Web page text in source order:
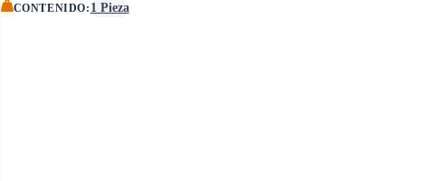
CONTENIDO: 1 Pieza